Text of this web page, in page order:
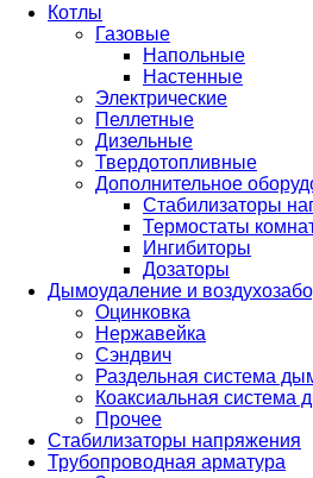
Котлы
Газовые
Напольные
Настенные
Электрические
Пеллетные
Дизельные
Твердотопливные
Дополнительное
Стабилизаторы
Термостаты
Ингибиторы
Дозаторы
Дымоудаление и
Оцинковка
Нержавейка
Сэндвич
Раздельная система
Коаксиальная система
Прочее
Стабилизаторы напряжения
Трубопроводная арматура